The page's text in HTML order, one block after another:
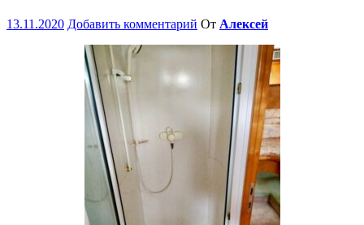
13.11.2020 Добавить комментарий От Алексей